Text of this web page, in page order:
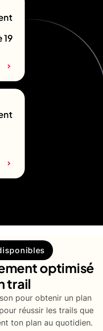
19
optimisé
trail
pour obtenir un plan
réussir les trails que
ton plan au quotidien.